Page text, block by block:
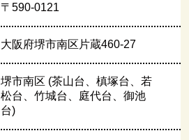
〒590-0121
大阪府堺市南区片蔵460-27
堺市南区 (茶山台、槙塚台、若
松台、竹城台、庭代台、御池
台)